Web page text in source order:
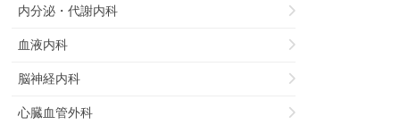
内分泌・代謝内科
血液内科
脳神経内科
心臓血管外科